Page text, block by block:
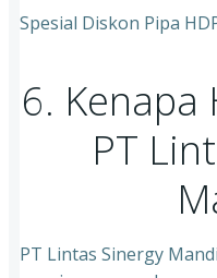
Spesial Diskon Pipa
6. Kenapa
PT
PT Lintas Sinergy